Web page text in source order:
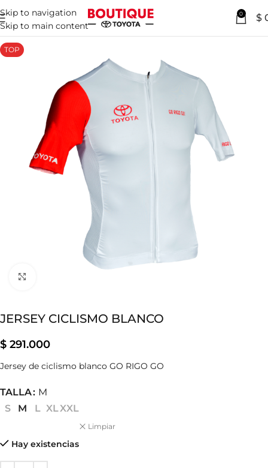
Skip to navigation
Skip to main content
0 $
TOP
JERSEY CICLISMO BLANCO
$ 291.000
Jersey de ciclismo blanco GO RIGO GO
TALLA
M
S
M L XLXXL
Limpiar
Hay existencias